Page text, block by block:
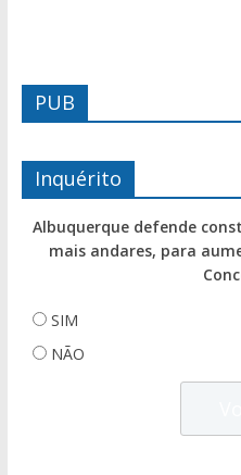
PUB
Inquérito
Albuquerque defende
mais andares, para
SIM
NÃO